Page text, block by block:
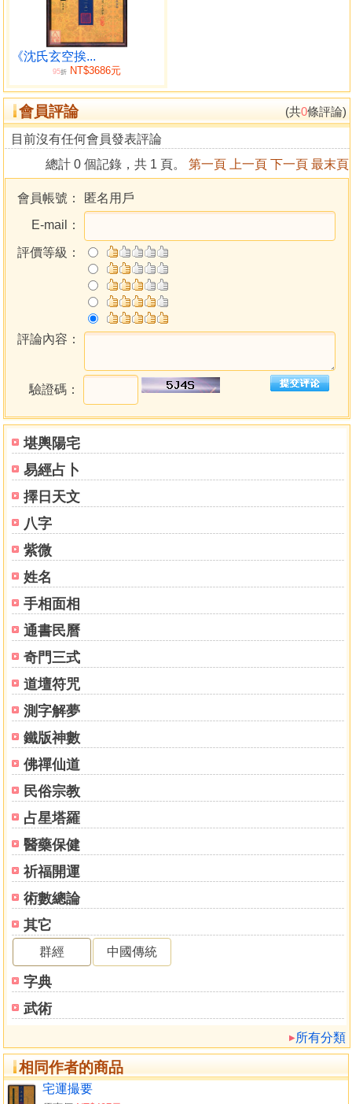
堪輿陽宅
易經占卜
擇日天文
八字
紫微
姓名
手相面相
通書民曆
奇門三式
道壇符咒
測字解夢
鐵版神數
佛禪仙道
民俗宗教
占星塔羅
醫藥保健
祈福開運
術數總論
其它
群經 中國傳統
字典
武術
所有分類
相同作者的商品
宅運撮要
●三元玄空無常派必讀經典！
●風水宅案一百八十餘則！
●足本修正版
●使人人趨吉避凶，消除一切無妄之災。
●此術不獨救貧，且可治病。
《沈氏玄空挨...
95折NT$3686元
會員評論 (共0條評論)
目前沒有任何會員發表評論
總計 0 個記錄，共 1 頁。 第一頁 上一頁 下一頁 最末頁
會員帳號：
匿名用戶
E-mail：
評價等級：
評論內容：
驗證碼：